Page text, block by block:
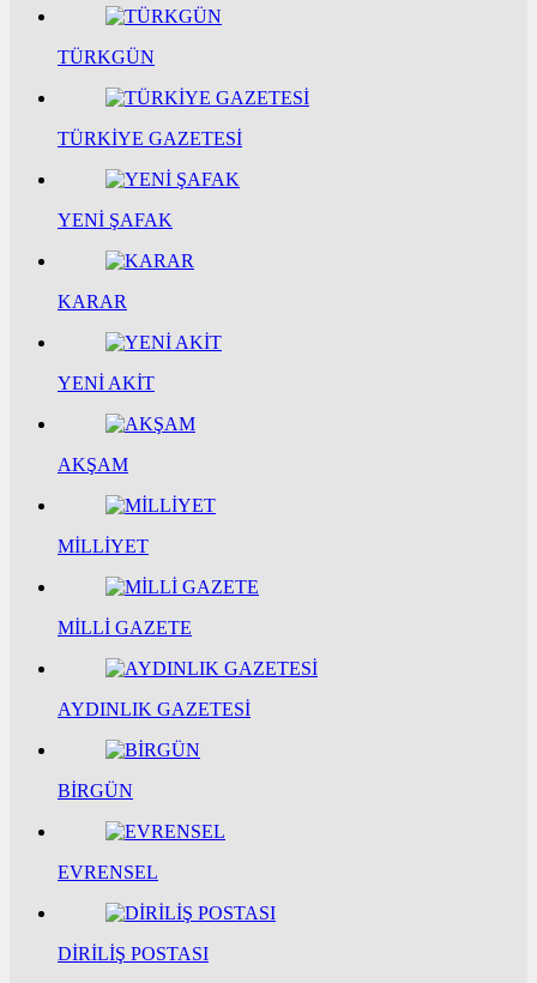
TÜRKGÜN
TÜRKİYE GAZETESİ
YENİ ŞAFAK
KARAR
YENİ AKİT
AKŞAM
MİLLİYET
MİLLİ GAZETE
AYDINLIK GAZETESİ
BİRGÜN
EVRENSEL
DİRİLİŞ POSTASI